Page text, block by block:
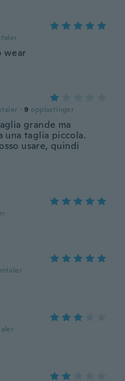
wear
· 9 opplastinger
grande ma
una taglia piccola.
usare, quindi